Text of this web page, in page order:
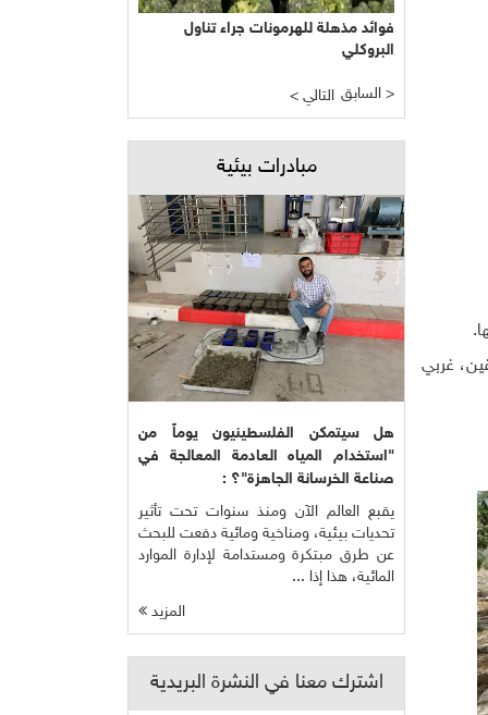
غربي
فوائد مذهلة للهرمونات جراء تناول
البروكلي
< التالي السابق >
مبادرات بيئية
هل سيتمكن الفلسطينيون يوماً من
"استخدام المياه العادمة المعالجة في
صناعة الخرسانة الجاهزة"؟ :
يقبع العالم الآن ومنذ سنوات تحت تأثير
تحديات بيئية، ومناخية ومائية دفعت للبحث
عن طرق مبتكرة ومستدامة لإدارة الموارد
المائية، هذا إذا ...
المزيد
اشترك معنا في النشرة البريدية